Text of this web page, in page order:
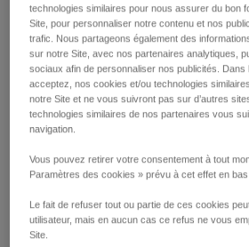
Exemples Exemples
terrain
technologies similaires pour nous assurer du bon
Site, pour personnaliser notre contenu et nos
trafic. Nous partageons également des
sur notre Site, avec nos partenaires analytiques,
sociaux afin de personnaliser nos publicités. Dans
acceptez, nos cookies et/ou technologies
notre Site et ne vous suivront pas sur d’autres
technologies similaires de nos partenaires vous
navigation.
Vous pouvez retirer votre consentement à tout
Paramètres des cookies » prévu à cet effet en
Le fait de refuser tout ou partie de ces cookies
utilisateur, mais en aucun cas ce refus ne vous
Site.